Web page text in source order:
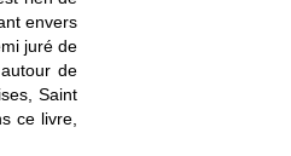
envers
juré de
de
Saint
ce livre,